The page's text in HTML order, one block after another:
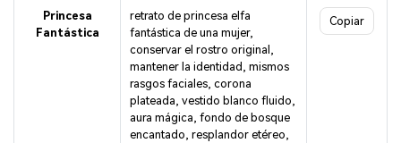
Princesa
Fantástica
retrato de princesa elfa
fantástica de una mujer,
conservar el rostro original,
mantener la identidad, mismos
rasgos faciales, corona
plateada, vestido blanco fluido,
aura mágica, fondo de bosque
encantado, resplandor etéreo,
Copiar